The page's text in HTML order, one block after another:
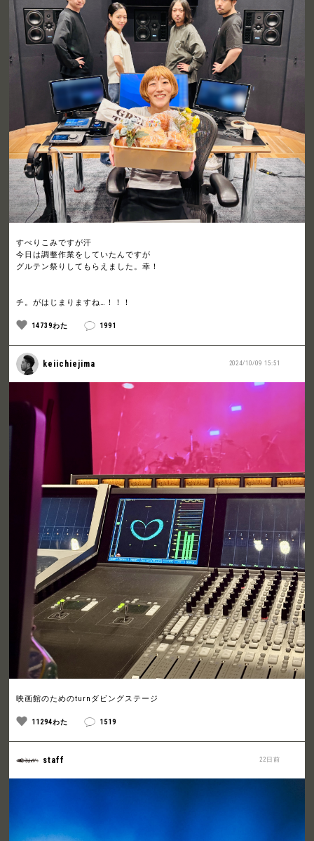
すべりこみですが汗
今日は調整作業をしていたんですが
グルテン祭りしてもらえました。幸！
チ。がはじまりますね…！！！
14739わた 1991
2024/10/09 15:51
keiichiejima
映画館のためのturnダビングステージ
11294わた 1519
22日前
staff